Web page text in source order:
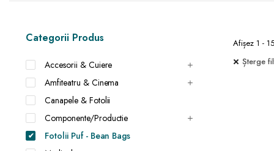
Afișez 1 -
Șterge
Categorii Produs
Accesorii & Cuiere
Amfiteatru & Cinema
Canapele & Fotolii
Componente/Productie
Fotolii Puf - Bean Bags